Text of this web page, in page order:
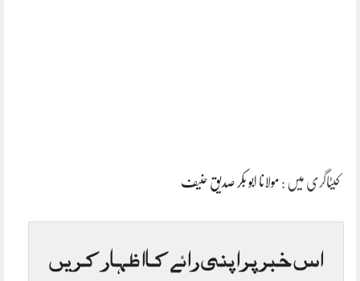
کیٹاگری میں : مولانا ابو بکر صدیق حنیف
اس خبر پر اپنی رائے کا اظہار کریں